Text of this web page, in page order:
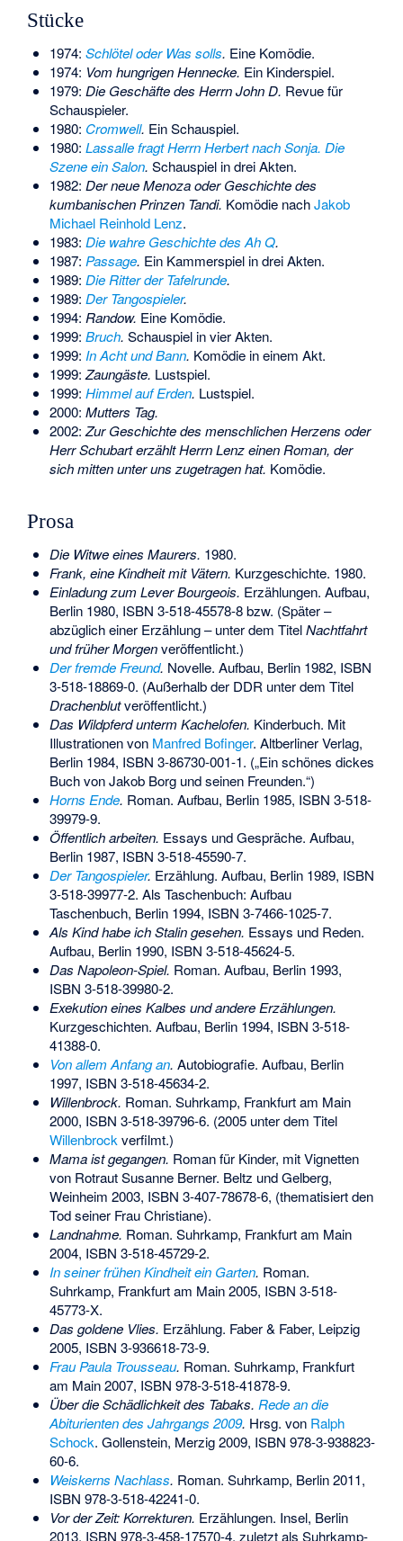
Stücke
1974: Schlötel oder Was solls. Eine Komödie.
1974: Vom hungrigen Hennecke. Ein Kinderspiel.
1979: Die Geschäfte des Herrn John D. Revue für
Schauspieler.
1980: Cromwell. Ein Schauspiel.
1980: Lassalle fragt Herrn Herbert nach Sonja. Die
Szene ein Salon. Schauspiel in drei Akten.
1982: Der neue Menozaoder Geschichte des
kumbanischen Prinzen Tandi. Komödie nachJakob
Michael Reinhold Lenz.
1983: Die wahre Geschichte des Ah Q.
1987: Passage. Ein Kammerspiel in drei Akten.
1989: Die Ritter der Tafelrunde.
1989: Der Tangospieler.
1994: Randow. Eine Komödie.
1999: Bruch. Schauspiel in vier Akten.
1999: In Acht und Bann. Komödie in einem Akt.
1999:Zaungäste. Lustspiel.
1999: Himmel auf Erden. Lustspiel.
2000: Mutters Tag.
2002:Zur Geschichte des menschlichen Herzens oder
Herr Schubart erzählt Herrn Lenz einen Roman, der
sich mitten unter uns zugetragen hat. Komödie.
Prosa
Die Witwe eines Maurers. 1980.
Frank, eine Kindheit mit Vätern. Kurzgeschichte. 1980.
Einladung zum Lever Bourgeois. Erzählungen. Aufbau,
Berlin 1980, ISBN 3-518-45578-8bzw. (Später –
abzüglich einer Erzählung – unter dem TitelNachtfahrt
und früher Morgenveröffentlicht.)
Der fremde Freund. Novelle. Aufbau, Berlin 1982, ISBN
3-518-18869-0. (Außerhalb der DDR unter dem Titel
Drachenblutveröffentlicht.)
Das Wildpferd unterm Kachelofen. Kinderbuch. Mit
Illustrationen von Manfred Bofinger. Altberliner Verlag,
Berlin 1984, ISBN 3-86730-001-1. („Ein schönes dickes
Buch von Jakob Borg und seinen Freunden.“)
Horns Ende. Roman. Aufbau, Berlin 1985, ISBN 3-518-
39979-9.
Öffentlich arbeiten. Essays und Gespräche. Aufbau,
Berlin 1987, ISBN 3-518-45590-7.
Der Tangospieler. Erzählung. Aufbau, Berlin 1989, ISBN
3-518-39977-2. Als Taschenbuch: Aufbau
Taschenbuch, Berlin 1994, ISBN 3-7466-1025-7.
Als Kind habe ich Stalin gesehen. Essays und Reden.
Aufbau, Berlin 1990, ISBN 3-518-45624-5.
Das Napoleon-Spiel. Roman. Aufbau, Berlin 1993,
ISBN 3-518-39980-2.
Exekution eines Kalbes und andere Erzählungen.
Kurzgeschichten. Aufbau, Berlin 1994, ISBN 3-518-
41388-0.
Von allem Anfang an. Autobiografie. Aufbau, Berlin
1997, ISBN 3-518-45634-2.
Willenbrock. Roman. Suhrkamp, Frankfurt am Main
2000, ISBN 3-518-39796-6. (2005 unter dem Titel
Willenbrock verfilmt.)
Mama ist gegangen. Roman für Kinder, mit Vignetten
von Rotraut Susanne Berner. Beltz und Gelberg,
Weinheim 2003, ISBN 3-407-78678-6, (thematisiert den
Tod seiner Frau Christiane).
Landnahme. Roman. Suhrkamp, Frankfurt am Main
2004, ISBN 3-518-45729-2.
In seiner frühen Kindheit ein Garten. Roman.
Suhrkamp, Frankfurt am Main 2005, ISBN 3-518-
45773-X.
Das goldene Vlies. Erzählung. Faber & Faber, Leipzig
2005, ISBN 3-936618-73-9.
Frau Paula Trousseau. Roman. Suhrkamp, Frankfurt
am Main 2007, ISBN 978-3-518-41878-9.
Über die Schädlichkeit des Tabaks. Rede an die
Abiturienten des Jahrgangs 2009. Hrsg. von Ralph
Schock. Gollenstein, Merzig 2009, ISBN 978-3-938823-
60-6.
Weiskerns Nachlass. Roman. Suhrkamp, Berlin 2011,
ISBN 978-3-518-42241-0.
Vor der Zeit: Korrekturen. Erzählungen. Insel, Berlin
2013, ISBN 978-3-458-17570-4, zuletzt als Suhrkamp-